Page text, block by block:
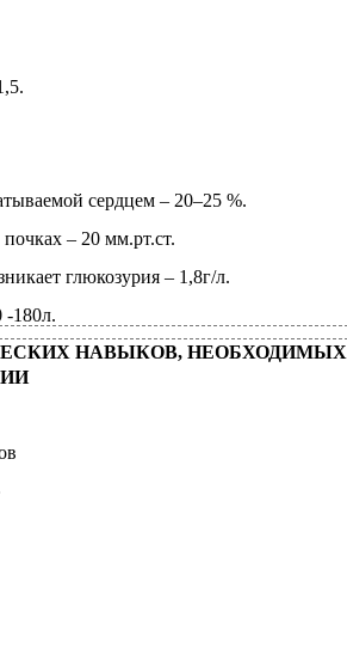
сердцем – 20–25 %.
– 20 мм.рт.ст.
глюкозурия – 1,8г/л.
-180л.
НАВЫКОВ, НЕОБХОДИМЫХ